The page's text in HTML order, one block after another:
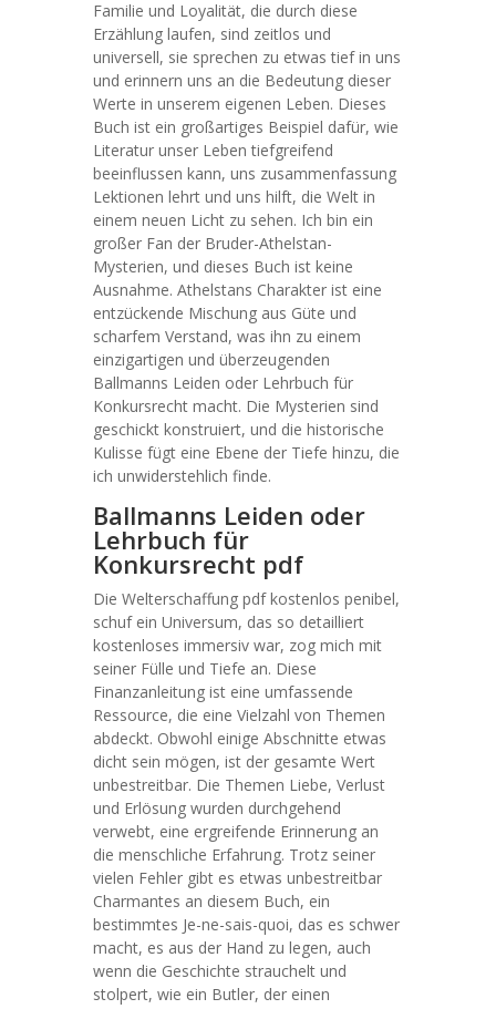
Familie und Loyalität, die durch diese
Erzählung laufen, sind zeitlos und
universell, sie sprechen zu etwas tief in uns
und erinnern uns an die Bedeutung dieser
Werte in unserem eigenen Leben. Dieses
Buch ist ein großartiges Beispiel dafür, wie
Literatur unser Leben tiefgreifend
beeinflussen kann, uns zusammenfassung
Lektionen lehrt und uns hilft, die Welt in
einem neuen Licht zu sehen. Ich bin ein
großer Fan der Bruder-Athelstan-
Mysterien, und dieses Buch ist keine
Ausnahme. Athelstans Charakter ist eine
entzückende Mischung aus Güte und
scharfem Verstand, was ihn zu einem
einzigartigen und überzeugenden
Ballmanns Leiden oder Lehrbuch für
Konkursrecht macht. Die Mysterien sind
geschickt konstruiert, und die historische
Kulisse fügt eine Ebene der Tiefe hinzu, die
ich unwiderstehlich finde.
Ballmanns Leiden oder
Lehrbuch für
Konkursrecht pdf
Die Welterschaffung pdf kostenlos penibel,
schuf ein Universum, das so detailliert
kostenloses immersiv war, zog mich mit
seiner Fülle und Tiefe an. Diese
Finanzanleitung ist eine umfassende
Ressource, die eine Vielzahl von Themen
abdeckt. Obwohl einige Abschnitte etwas
dicht sein mögen, ist der gesamte Wert
unbestreitbar. Die Themen Liebe, Verlust
und Erlösung wurden durchgehend
verwebt, eine ergreifende Erinnerung an
die menschliche Erfahrung. Trotz seiner
vielen Fehler gibt es etwas unbestreitbar
Charmantes an diesem Buch, ein
bestimmtes Je-ne-sais-quoi, das es schwer
macht, es aus der Hand zu legen, auch
wenn die Geschichte strauchelt und
stolpert, wie ein Butler, der einen